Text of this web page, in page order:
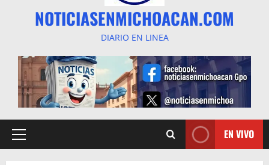
NOTICIASENMICHOACAN.COM
DIARIO EN LINEA
Menú
EN VIVO